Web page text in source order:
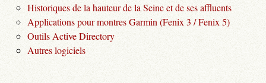
Historiques de la hauteur de la Seine et de ses affluents
Applications pour montres Garmin (Fenix 3 / Fenix 5)
Outils Active Directory
Autres logiciels